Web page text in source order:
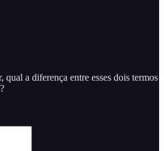
a diferença entre esses dois termos